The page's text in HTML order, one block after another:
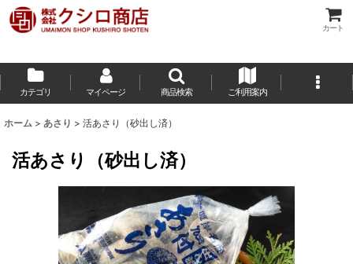
カート
カテゴリ マイページ 商品検索 ご利用案内
ホーム > あさり > 活あさり（砂出し済）
活あさり（砂出し済）